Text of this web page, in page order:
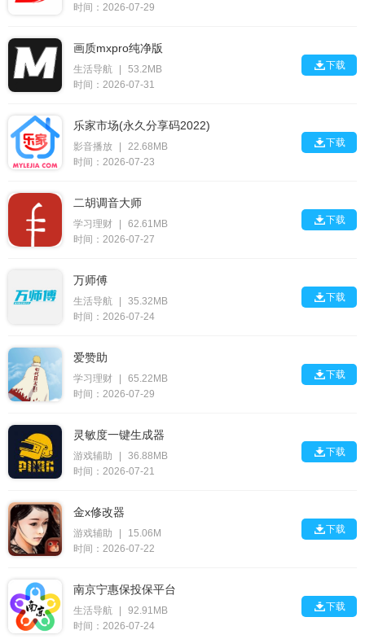
时间：2026-07-29
画质mxpro纯净版
生活导航
53.2MB
时间：2026-07-31
下载
乐家市场(永久分享码2022)
影音播放
22.68MB
时间：2026-07-23
下载
二胡调音大师
学习理财
62.61MB
时间：2026-07-27
下载
万师傅
生活导航
35.32MB
时间：2026-07-24
下载
爱赞助
学习理财
65.22MB
时间：2026-07-29
下载
灵敏度一键生成器
游戏辅助
36.88MB
时间：2026-07-21
下载
金x修改器
游戏辅助
15.06M
时间：2026-07-22
下载
南京宁惠保投保平台
生活导航
92.91MB
时间：2026-07-24
下载